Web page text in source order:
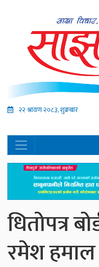
२२ श्रावण २०८३, शुक्रबार
धितोपत्र
रमेश हमाल